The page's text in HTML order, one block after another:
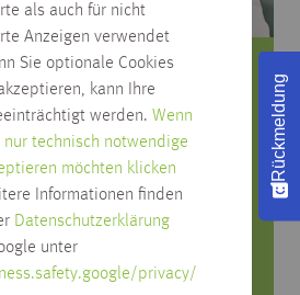
als auch für nicht
Anzeigen verwendet
Sie optionale Cookies
kann Ihre
werden. Wenn
nur technisch notwendige
möchten klicken
Informationen finden
Datenschutzerklärung
unter
privacy/
zum Produkt?
wir beraten Sie gerne!
bis 18 Uhr
Rückmeldung